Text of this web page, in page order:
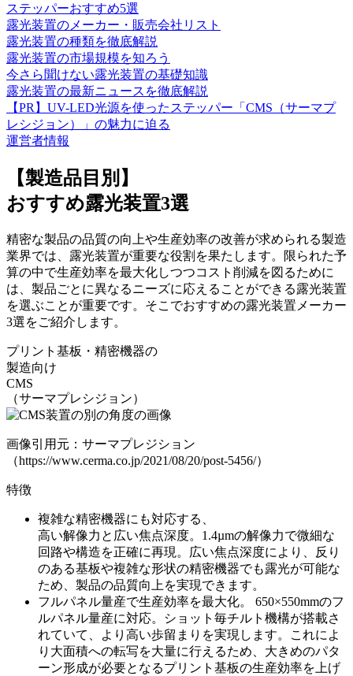
ステッパーおすすめ5選
露光装置のメーカー・販売会社リスト
露光装置の種類を徹底解説
露光装置の市場規模を知ろう
今さら聞けない露光装置の基礎知識
露光装置の最新ニュースを徹底解説
【PR】UV-LED光源を使ったステッパー「CMS（サーマプ
レシジョン）」の魅力に迫る
運営者情報
【製造品目別】
おすすめ露光装置3選
精密な製品の品質の向上や生産効率の改善が求められる製造
業界では、露光装置が重要な役割を果たします。限られた予
算の中で生産効率を最大化しつつコスト削減を図るために
は、製品ごとに異なるニーズに応えることができる露光装置
を選ぶことが重要です。そこでおすすめの露光装置メーカー
3選をご紹介します。
プリント基板・精密機器の
製造向け
CMS
（サーマプレシジョン）
画像引用元：サーマプレジション
（https://www.cerma.co.jp/2021/08/20/post-5456/）
特徴
複雑な精密機器にも対応する、
高い解像力と広い焦点深度。 1.4µmの解像力で微細な
回路や構造を正確に再現。広い焦点深度により、
反り
のある基板や複雑な形状の精密機器でも露光が可能な
ため、製品の品質向上を実現できます。
フルパネル量産で生産効率を最大化。
650×550mmのフ
ルパネル量産に対応。ショット毎チルト機構が搭載さ
れていて、より高い歩留まりを実現します。これによ
り大面積への転写を大量に行えるため、 大きめのパタ
ーン形成が必要となるプリント基板の生産効率を上げ